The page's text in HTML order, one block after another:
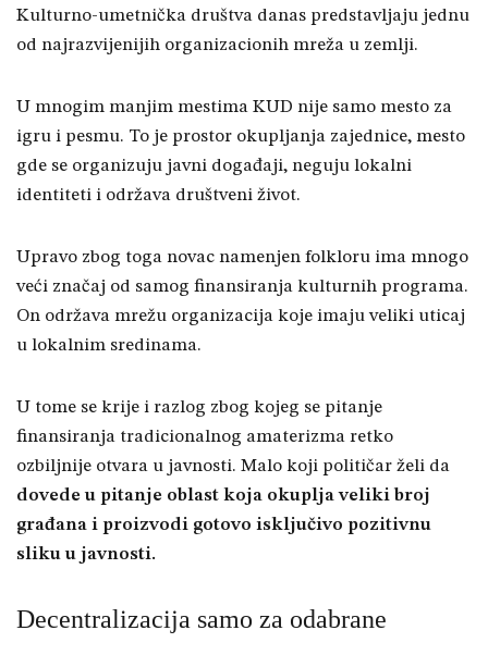
Kulturno-umetnička društva danas predstavljaju jednu
od najrazvijenijih organizacionih mreža u zemlji.
U mnogim manjim mestima KUD nije samo mesto za
igru i pesmu. To je prostor okupljanja zajednice, mesto
gde se organizuju javni događaji, neguju lokalni
identiteti i održava društveni život.
Upravo zbog toga novac namenjen folkloru ima mnogo
veći značaj od samog finansiranja kulturnih programa.
On održava mrežu organizacija koje imaju veliki uticaj
u lokalnim sredinama.
U tome se krije i razlog zbog kojeg se pitanje
finansiranja tradicionalnog amaterizma retko
ozbiljnije otvara u javnosti. Malo koji političar želi da
dovede u pitanje oblast koja okuplja veliki broj
građana i proizvodi gotovo isključivo pozitivnu
sliku u javnosti.
Decentralizacija samo za odabrane